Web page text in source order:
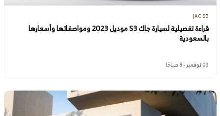
JAC S3
قراءة تفصيلية لسيارة جاك S3 موديل 2023 ومواصفاتها وأسعارها
بالسعودية
09 نوفمبر - 8 صباحًا